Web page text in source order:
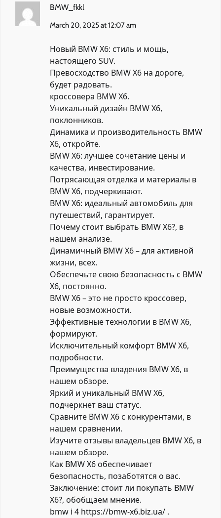
BMW_fkkl
March 20, 2025 at 12:07 am
Новый BMW X6: стиль и мощь,
настоящего SUV.
Превосходство BMW X6 на дороге,
будет радовать.
кроссовера BMW X6.
Уникальный дизайн BMW X6,
поклонников.
Динамика и производительность BMW
X6, откройте.
BMW X6: лучшее сочетание цены и
качества, инвестирование.
Потрясающая отделка и материалы в
BMW X6, подчеркивают.
BMW X6: идеальный автомобиль для
путешествий, гарантирует.
Почему стоит выбрать BMW X6?, в
нашем анализе.
Динамичный BMW X6 – для активной
жизни, всех.
Обеспечьте свою безопасность с BMW
X6, постоянно.
BMW X6 – это не просто кроссовер,
новые возможности.
Эффективные технологии в BMW X6,
формируют.
Исключительный комфорт BMW X6,
подробности.
Преимущества владения BMW X6, в
нашем обзоре.
Яркий и уникальный BMW X6,
подчеркнет ваш статус.
Сравните BMW X6 с конкурентами, в
нашем сравнении.
Изучите отзывы владельцев BMW X6, в
нашем обзоре.
Как BMW X6 обеспечивает
безопасность, позаботятся о вас.
Заключение: стоит ли покупать BMW
X6?, обобщаем мнение.
bmw i 4 https://bmw-x6.biz.ua/ .